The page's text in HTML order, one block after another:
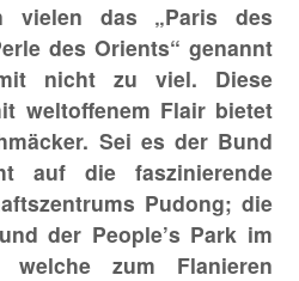
vielen das „Paris des
des Orients“ genannt
nicht zu viel. Diese
weltoffenem Flair bietet
Sei es der Bund
auf die faszinierende
Pudong; die
der People’s Park im
zum Flanieren